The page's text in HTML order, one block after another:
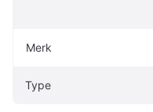
Merk
Type